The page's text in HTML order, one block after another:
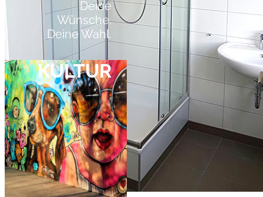
Deine
Wünsche.
Deine Wahl.
KULTUR